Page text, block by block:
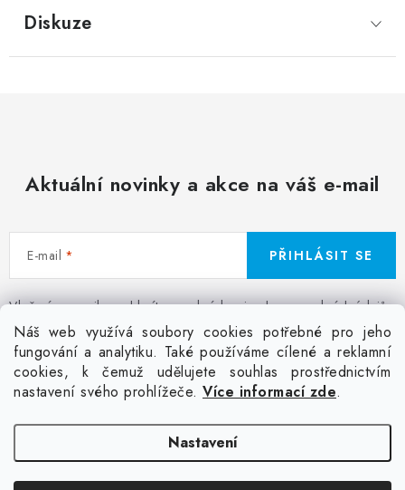
Náš web využívá soubory cookies potřebné pro jeho
fungování a analytiku. Také používáme cílené a reklamní
cookies, k čemuž udělujete souhlas prostřednictvím
nastavení svého prohlížeče. Více informací zde.
Nastavení
Diskuze
Aktuální novinky a akce na váš e-mail
E-mail
Vložením e-mailu souhlasíte spodmínkami ochrany osobních údajů
PŘIHLÁSIT SE
Facebook Kontakt Jak nakupovat
Poptávka potisku textilu
Akce a slevy GDPR + cookies Obchodní podmínky
Doprava
Copyright 2026Colordot.cz. Všechna práva vyhrazena.Upravit nastavení